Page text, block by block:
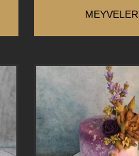
MEYVELER